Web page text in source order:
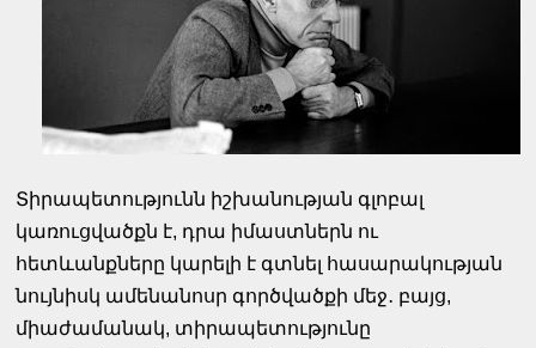
Տիրապետությունն իշխանության գլոբալ
կառուցվածքն է, դրա իմաստներն ու
հետևանքները կարելի է գտնել հասարակության
նույնիսկ ամենանոսր գործվածքի մեջ․ բայց,
միաժամանակ, տիրապետությունը